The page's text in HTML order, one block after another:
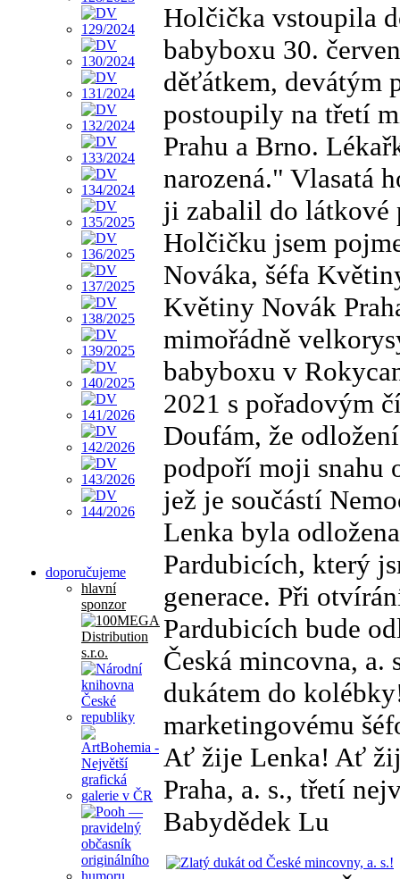
doporučujeme
hlavní
sponzor
Holčička vstoupila
babyboxu 30.
děťátkem, devátým
postoupily na třetí
Prahu a Brno.
narozená." Vlasatá
ji zabalil do látkové
Holčičku jsem
Nováka, šéfa
Květiny Novák
mimořádně
babyboxu v
2021 s pořadovým
Doufám, že
podpoří moji snahu
jež je součástí
Lenka byla
Pardubicích, který
generace. Při
Pardubicích bude
Česká mincovna, a.
dukátem do
marketingovému
Ať žije Lenka! Ať
Praha, a. s., třetí
Babydědek Lu